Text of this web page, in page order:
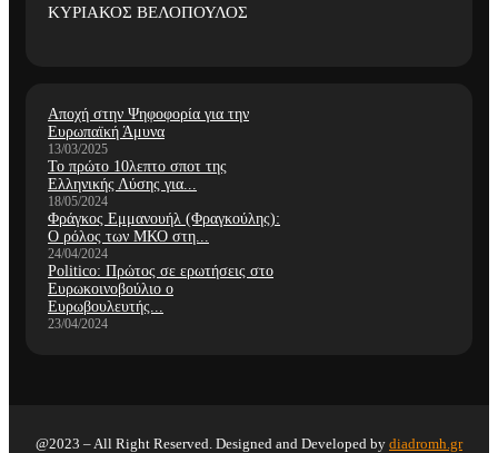
ΚΥΡΙΑΚΟΣ ΒΕΛΟΠΟΥΛΟΣ
Αποχή στην Ψηφοφορία για την
Ευρωπαϊκή Άμυνα
13/03/2025
Το πρώτο 10λεπτο σποτ της
Ελληνικής Λύσης για...
18/05/2024
Φράγκος Εμμανουήλ (Φραγκούλης):
Ο ρόλος των ΜΚΟ στη...
24/04/2024
Politico: Πρώτος σε ερωτήσεις στο
Ευρωκοινοβούλιο ο
Ευρωβουλευτής...
23/04/2024
@2023 – All Right Reserved. Designed and Developed by diadromh.gr